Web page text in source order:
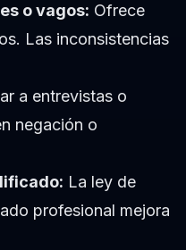
o vagos: Ofrece
Las inconsistencias
a entrevistas o
negación o
La ley de
profesional mejora